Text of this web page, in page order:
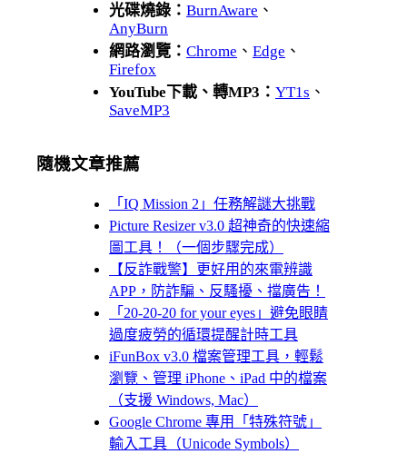
光碟燒錄： BurnAware 、
AnyBurn
網路瀏覽： Chrome 、 Edge 、
Firefox
YouTube下載、轉MP3： YT1s 、
SaveMP3
隨機文章推薦
「IQ Mission 2」任務解謎大挑戰
Picture Resizer v3.0 超神奇的快速縮
圖工具！（一個步驟完成）
【反詐戰警】更好用的來電辨識
APP，防詐騙、反騷擾、擋廣告！
「20-20-20 for your eyes」避免眼睛
過度疲勞的循環提醒計時工具
iFunBox v3.0 檔案管理工具，輕鬆
瀏覽、管理 iPhone、iPad 中的檔案
（支援 Windows, Mac）
Google Chrome 專用「特殊符號」
輸入工具（Unicode Symbols）